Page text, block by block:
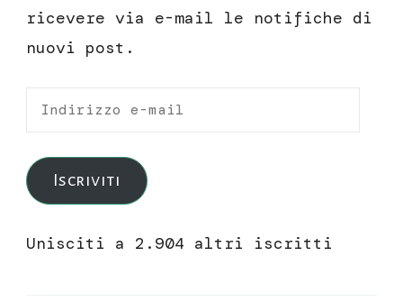
ricevere via e-mail le notifiche di
nuovi post.
Indirizzo
mail
Iscriviti
Unisciti a 2.904 altri iscritti